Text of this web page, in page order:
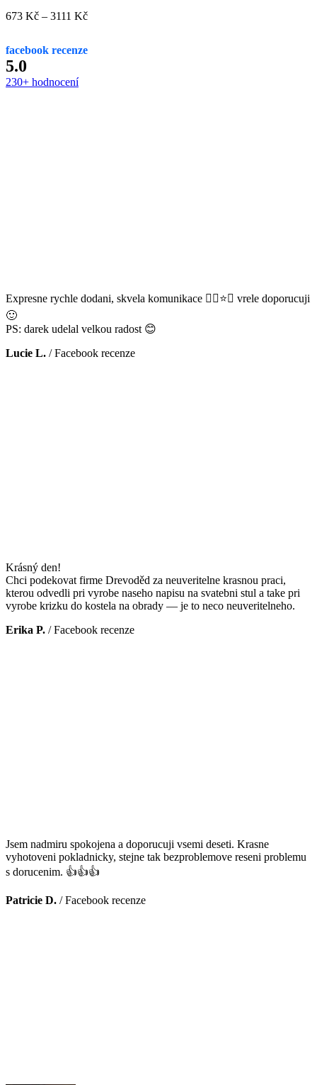
673 Kč – 3111 KčRozpětí
až
facebook recenze
5.0
230+ hodnocení
Expresne rychle dodani, skvela komunikace 👌🏻⭐️😊 vrele doporucuji
🙂
PS: darek udelal velkou radost 😊
Lucie L. /Facebook recenze
Krásný den!
Chci podekovat firme Drevoděd za neuveritelne krasnou praci,
kterou odvedli pri vyrobe naseho napisu na svatebni stul a take pri
vyrobe krizku do kostela na obrady — je to neco neuveritelneho.
Erika P. /Facebook recenze
Jsem nadmiru spokojena a doporucuji vsemi deseti. Krasne
vyhotoveni pokladnicky, stejne tak bezproblemove reseni problemu
s dorucenim. 👍👍👍
Patricie D. /Facebook recenze